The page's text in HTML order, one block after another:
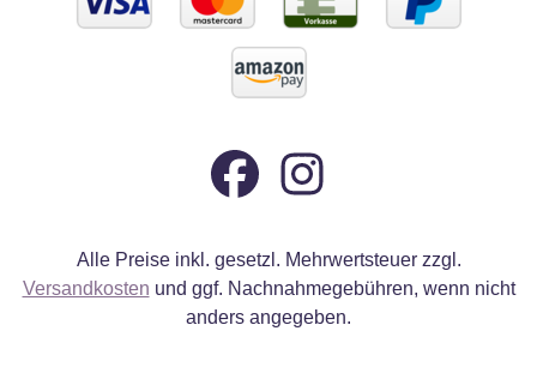
Alle Preise inkl. gesetzl. Mehrwertsteuer zzgl.
Versandkosten und ggf. Nachnahmegebühren, wenn nicht
anders angegeben.